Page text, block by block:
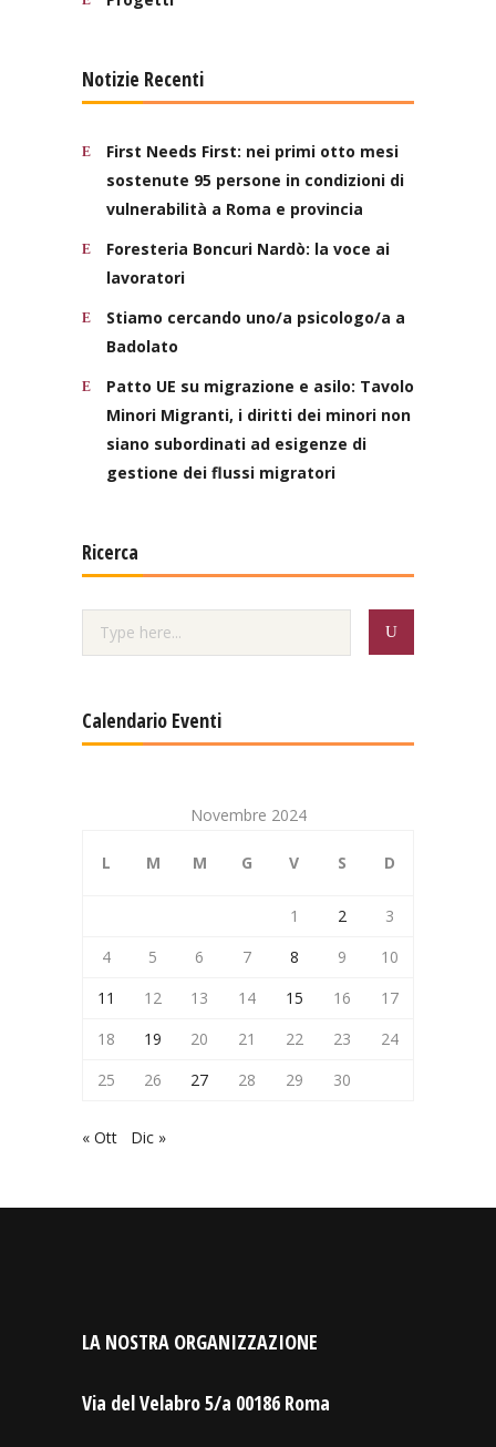
Notizie Recenti
First Needs First: nei primi otto mesi
sostenute 95 persone in condizioni di
vulnerabilità a Roma e provincia
Foresteria Boncuri Nardò: la voce ai
lavoratori
Stiamo cercando uno/a psicologo/a a
Badolato
Patto UE su migrazione e asilo: Tavolo
Minori Migranti, i diritti dei minori non
siano subordinati ad esigenze di
gestione dei flussi migratori
Ricerca
Calendario Eventi
Novembre 2024
L M M G V S D
1 2
3
4
5 6 7 8 9
10
11
12 13 14 15 16
17
18
19 20 21 22 23
24
25
26 27 28 29 30
« Ott Dic »
LA NOSTRA ORGANIZZAZIONE
Via del Velabro 5/a 00186 Roma